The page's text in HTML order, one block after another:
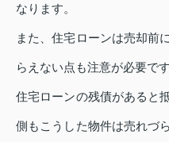
なります。
また、住宅ローンは売却前
らえない点も注意が必要です
住宅ローンの残債があると
側もこうした物件は売れづ